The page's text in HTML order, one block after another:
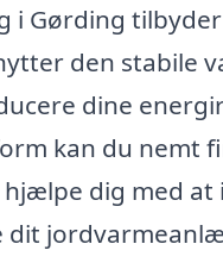
i Gørding
den stabile
dine
kan du nemt
dig med at
dit